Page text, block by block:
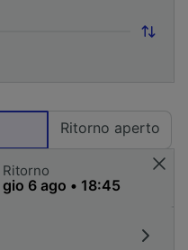
Ritorno aperto
Ritorno